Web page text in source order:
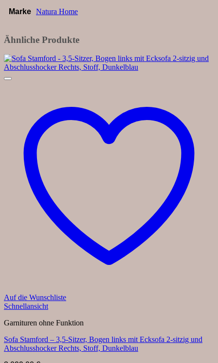
Marke Natura Home
Ähnliche Produkte
Auf die Wunschliste
Schnellansicht
Garnituren ohne Funktion
Sofa Stamford – 3,5-Sitzer, Bogen links mit Ecksofa 2-sitzig und
Abschlusshocker Rechts, Stoff, Dunkelblau